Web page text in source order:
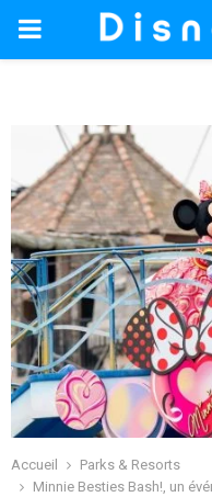
PRIMARY
Accueil
Parks & Resorts
Minnie Besties Bash!, un